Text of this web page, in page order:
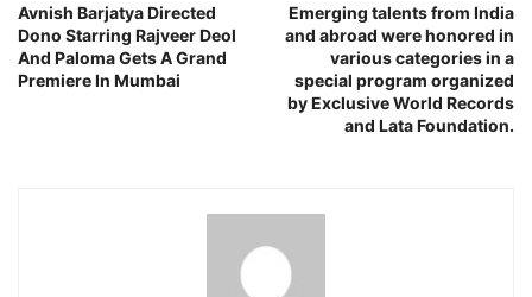
Avnish Barjatya Directed
Dono Starring Rajveer Deol
And Paloma Gets A Grand
Premiere In Mumbai
Emerging talents from India
and abroad were honored in
various categories in a
special program organized
by Exclusive World Records
and Lata Foundation.